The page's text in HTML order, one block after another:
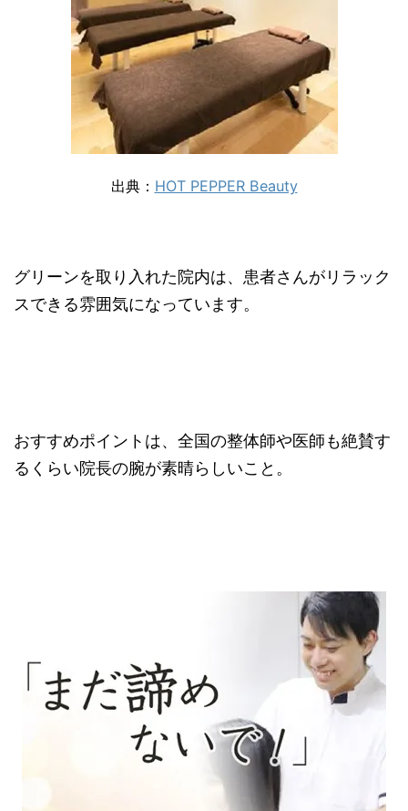
出典： HOT PEPPER Beauty
グリーンを取り入れた院内は、患者さんがリラック
スできる雰囲気になっています。
おすすめポイントは、全国の整体師や医師も絶賛す
るくらい院長の腕が素晴らしいこと。